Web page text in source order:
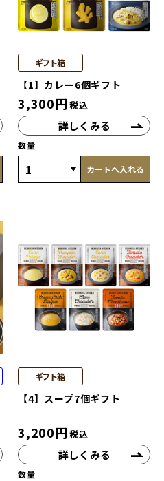
ギフト箱
【1】カレー6個ギフト
3,300円税込
詳しくみる
数量
カートへ入れる
ギフト箱
【4】スープ7個ギフト
3,200円税込
詳しくみる
数量